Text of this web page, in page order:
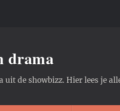
drama
de showbizz. Hier lees je